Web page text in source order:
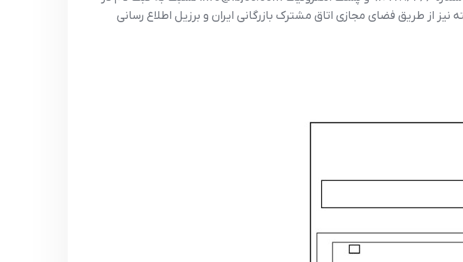
از طریق فضای مجازی اتاق مشترک بازرگانی ایران و برزیل اطلاع رسانی